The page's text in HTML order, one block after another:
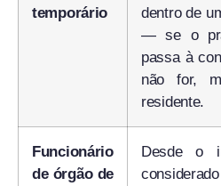
temporário
dentro de
— se o
passa à
não for,
residente.
Funcionário
de órgão de
Desde o